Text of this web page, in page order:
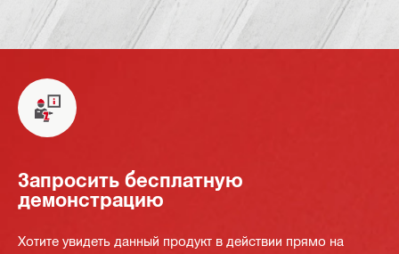
Запросить бесплатную
демонстрацию
Хотите увидеть данный продукт в действии прямо на